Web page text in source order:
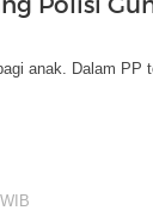
anak. Dalam PP